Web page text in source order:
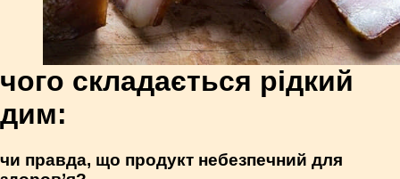
чого складається рідкий
дим:
чи правда, що продукт небезпечний для